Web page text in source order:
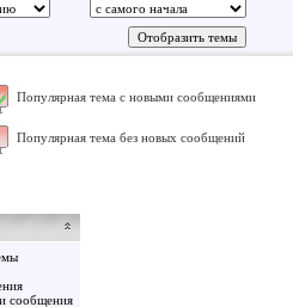
Популярная тема с новыми сообщениями
Популярная тема без новых сообщений
сообщения